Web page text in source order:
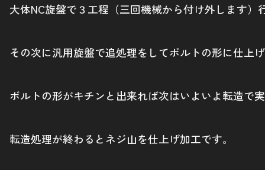
大体NC旋盤で３工程（三回機械から付け外します）
その次に汎用旋盤で追処理をしてボルトの形に仕上
ボルトの形がキチンと出来れば次はいよいよ転造で
転造処理が終わるとネジ山を仕上げ加工です。